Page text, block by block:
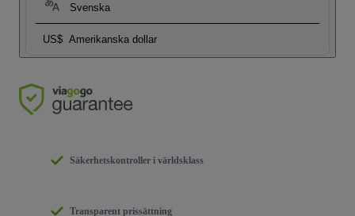
Svenska
US$ Amerikanska dollar
Säkerhetskontroller i världsklass
Transparent prissättning